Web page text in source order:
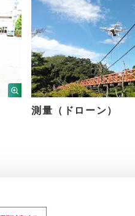
測量（ドローン）